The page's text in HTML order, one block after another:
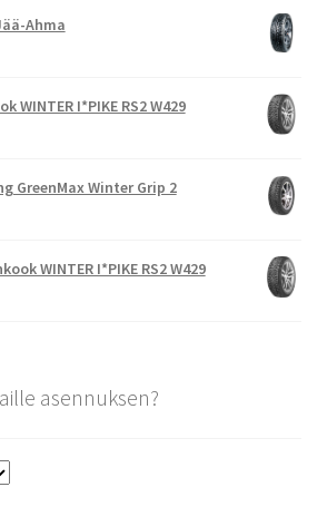
Ahma
WINTER I*PIKE RS2 W429
GreenMax Winter Grip 2
WINTER I*PIKE RS2 W429
asennuksen?